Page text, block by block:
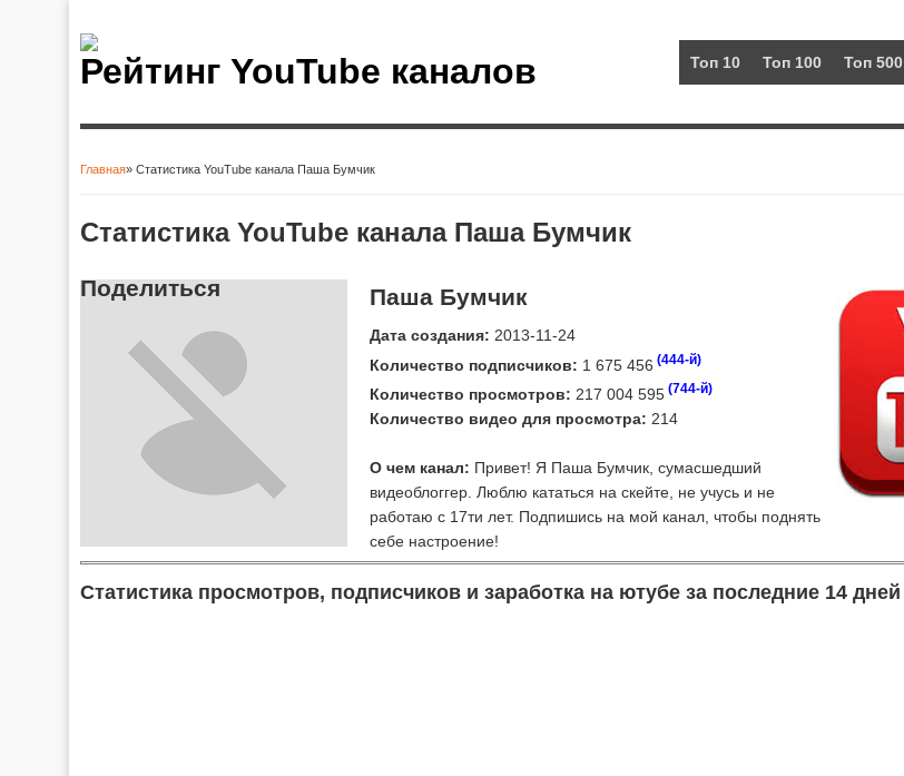
Рейтинг YouTube каналов Топ 10 Топ 100 Топ 500
Главная» Статистика YouTube канала Паша Бумчик
Статистика YouTube канала Паша Бумчик
Поделиться Паша Бумчик
Дата создания: 2013-11-24
Количество подписчиков: 1 675 456 (444-й)
Количество просмотров: 217 004 595 (744-й)
Количество видео для просмотра: 214
О чем канал: Привет! Я Паша Бумчик, сумасшедший
видеоблоггер. Люблю кататься на скейте, не учусь и не
работаю с 17ти лет. Подпишись на мой канал, чтобы поднять
себе настроение!
Статистика просмотров, подписчиков и заработка на ютубе за последние 14 дней